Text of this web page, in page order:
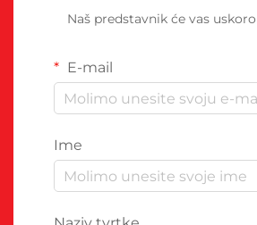
Naš predstavnik će vas
E-mail
Ime